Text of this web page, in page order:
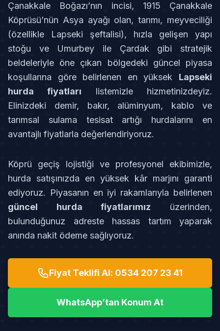
Çanakkale Boğazı’nın incisi, 1915 Çanakkale
Köprüsü’nün Asya ayağı olan, tarımı, meyveciliği
(özellikle Lapseki şeftalisi), hızla gelişen yapı
stoğu ve Umurbey ile Çardak gibi stratejik
beldeleriyle öne çıkan bölgedeki güncel piyasa
koşullarına göre belirlenen en yüksek Lapseki
hurda fiyatları listemizle hizmetinizdeyiz.
Elinizdeki demir, bakır, alüminyum, kablo ve
tarımsal sulama tesisat artığı hurdalarını en
avantajlı fiyatlarla değerlendiriyoruz.
Köprü geçiş lojistiği ve profesyonel ekibimizle,
hurda satışınızda en yüksek kâr marjını garanti
ediyoruz. Piyasanın en iyi rakamlarıyla belirlenen
güncel hurda fiyatlarımız üzerinden,
bulunduğunuz adreste hassas tartım yaparak
anında nakit ödeme sağlıyoruz.
Fiyat Teklifi Al: 0534 207 23 41
WhatsApp’tan Konum At